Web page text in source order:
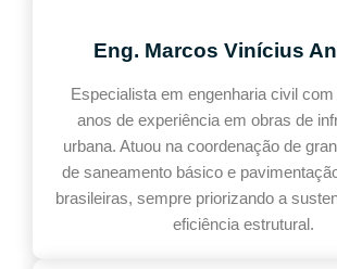
Eng. Marcos Vinícius
Especialista em engenharia civil
anos de experiência em obras de
urbana. Atuou na coordenação de
de saneamento básico e
brasileiras, sempre priorizando a
eficiência estrutural.